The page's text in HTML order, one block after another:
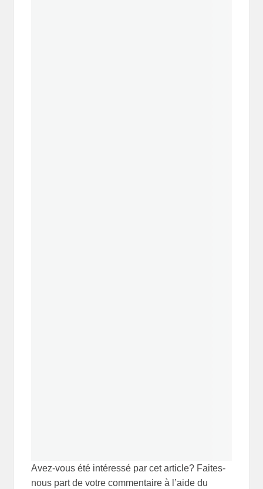
Avez-vous été intéressé par cet article? Faites-
nous part de votre commentaire à l’aide du